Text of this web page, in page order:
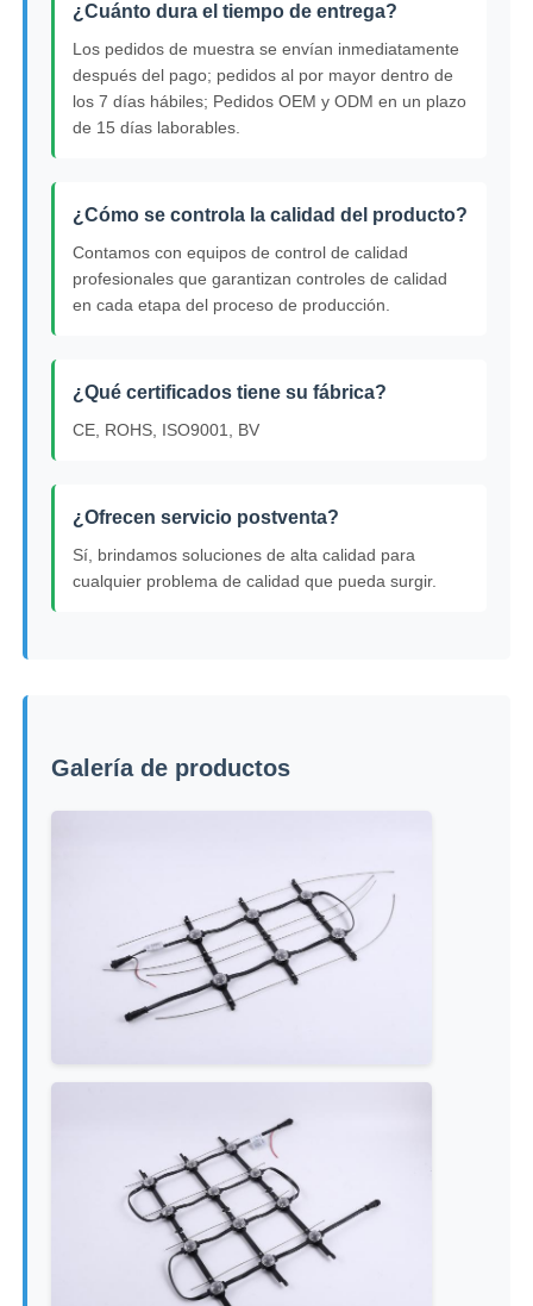
¿Cuánto dura el tiempo de entrega?
Los pedidos de muestra se envían inmediatamente
después del pago; pedidos al por mayor dentro de
los 7 días hábiles; Pedidos OEM y ODM en un plazo
de 15 días laborables.
¿Cómo se controla la calidad del producto?
Contamos con equipos de control de calidad
profesionales que garantizan controles de calidad
en cada etapa del proceso de producción.
¿Qué certificados tiene su fábrica?
CE, ROHS, ISO9001, BV
¿Ofrecen servicio postventa?
Sí, brindamos soluciones de alta calidad para
cualquier problema de calidad que pueda surgir.
Galería de productos